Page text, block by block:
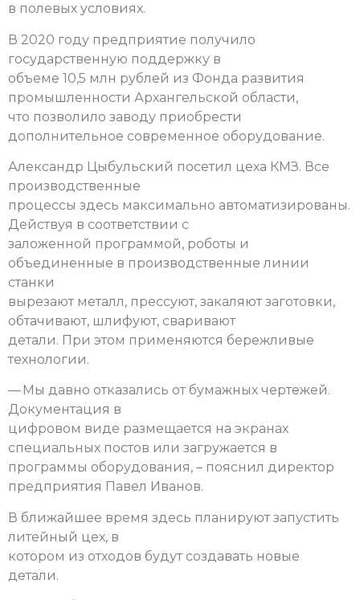
в полевых условиях.
В 2020 году предприятие получило
государственную поддержку в
объеме 10,5 млн рублей из Фонда развития
промышленности Архангельской области,
что позволило заводу приобрести
дополнительное современное оборудование.
Александр Цыбульский посетил цеха КМЗ. Все
производственные
процессы здесь максимально автоматизированы.
Действуя в соответствии с
заложенной программой, роботы и
объединенные в производственные линии
станки
вырезают металл, прессуют, закаляют заготовки,
обтачивают, шлифуют, сваривают
детали. При этом применяются бережливые
технологии.
— Мы давно отказались от бумажных чертежей.
Документация в
цифровом виде размещается на экранах
специальных постов или загружается в
программы оборудования, – пояснил директор
предприятия Павел Иванов.
В ближайшее время здесь планируют запустить
литейный цех, в
котором из отходов будут создавать новые
детали.